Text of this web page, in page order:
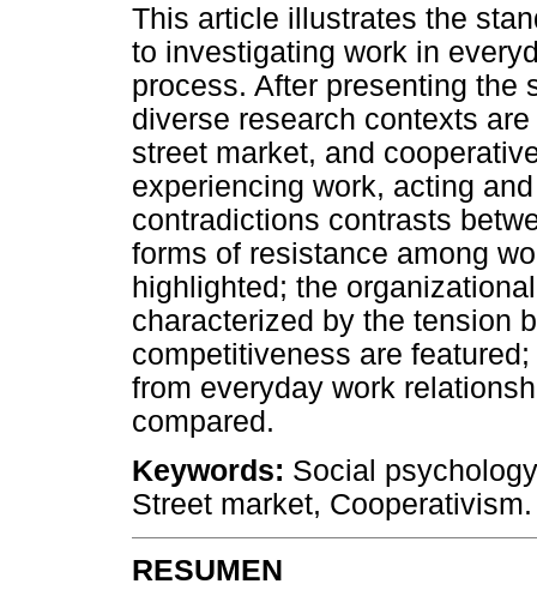
This article illustrates the
to investigating work in
process. After presenting the
diverse research contexts
street market, and
experiencing work, acting
contradictions contrasts
forms of resistance among
highlighted; the
characterized by the tension
competitiveness are
from everyday work
compared.
Keywords: Social
Street market, Cooperativism.
RESUMEN